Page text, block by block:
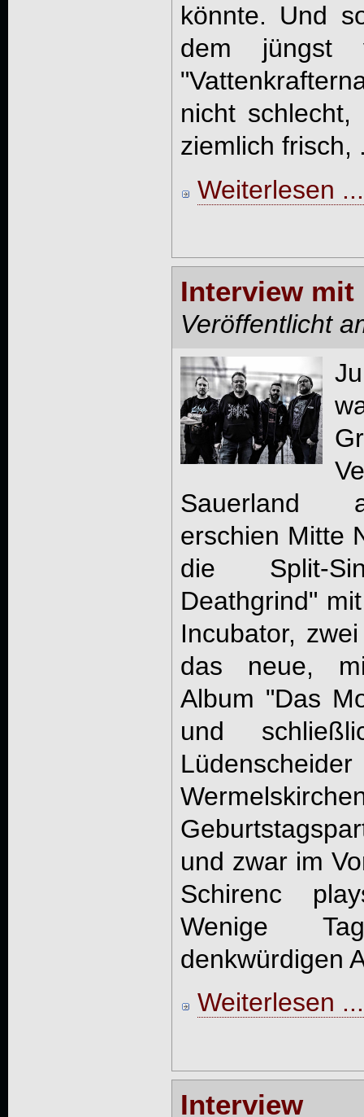
könnte. Und
dem jüngst
nicht
ziemlich frisch,
Weiterlesen ...
Interview mit
Veröffentlicht
Sauerland
erschien Mitte
die Split-
Deathgrind"
Incubator,
das neue,
Album "Das
und
und zwar im
Schirenc
Wenige
denkwürdigen
Weiterlesen ...
Interview